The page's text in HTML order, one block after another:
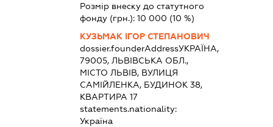
Розмір внеску до статутного
фонду (грн.):10 000 (10 %)
КУЗЬМАК ІГОР СТЕПАНОВИЧ
dossier.founderAddressУКРАЇНА,
79005, ЛЬВІВСЬКА ОБЛ.,
МІСТО ЛЬВІВ, ВУЛИЦЯ
САМІЙЛЕНКА, БУДИНОК 38,
КВАРТИРА 17
statements.nationality:
Україна